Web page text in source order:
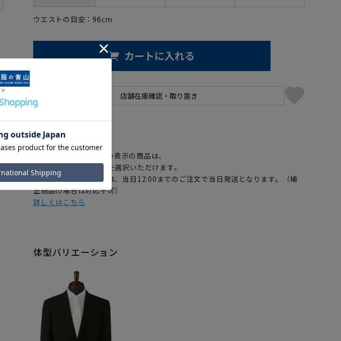
ウエストの目安： 96cm
カートに入れる
【 アイコンについて】
の表示の商品は、
注文画面でお急ぎ発送を選択いただけます。
さらにメルマガ会員様は、当日12:00までのご注文で当日発送となります。（補
正商品の場合は対応不可）
詳しくはこちら
体型バリエーション